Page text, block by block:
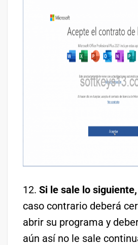
12. Si le sale lo
caso contrario deberá
abrir su programa y
aún así no le sale